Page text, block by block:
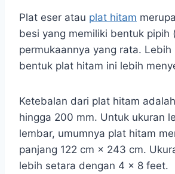
Plat eser atau plat hitam
besi yang memiliki bentuk pipih
permukaannya yang rata. Lebih
bentuk plat hitam ini lebih
Ketebalan dari plat hitam
hingga 200 mm. Untuk ukuran
lembar, umumnya plat hitam
panjang 122 cm × 243 cm.
lebih setara dengan 4 × 8 feet.